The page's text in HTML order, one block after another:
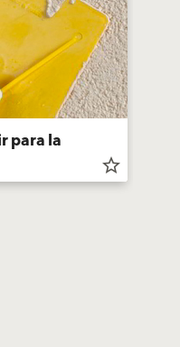
para la
star_border